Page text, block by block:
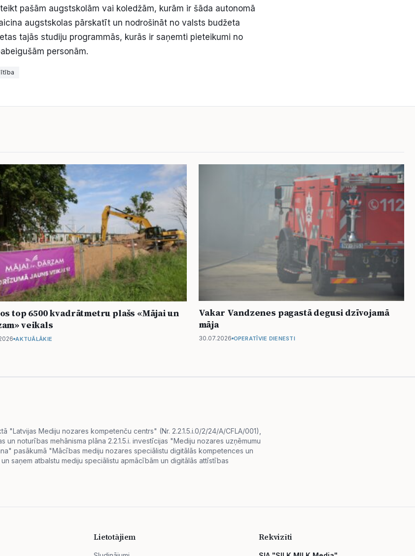
pašām augstskolām vai koledžām, kurām ir šāda autonomā
augstskolas pārskatīt un nodrošināt no valsts budžeta
tajās studiju programmās, kurās ir saņemti pieteikumi no
personām.
top 6500 kvadrātmetru plašs «Mājai un
veikals
AKTUĀLĀKIE
Vakar Vandzenes pagastā degusi dzīvojamā
māja
30.07.2026 OPERATĪVIE DIENESTI
"Latvijas Mediju nozares kompetenču centrs" (Nr. 2.2.1.5.i.0/2/24/A/CFLA/001),
un noturības mehānisma plāna 2.2.1.5.i. investīcijas "Mediju nozares uzņēmumu
pasākumā "Mācības mediju nozares speciālistu digitālās kompetences un
saņem atbalstu mediju speciālistu apmācībām un digitālās attīstības
Lietotājiem Rekvizīti